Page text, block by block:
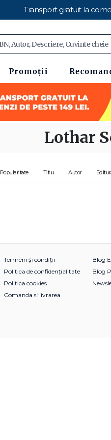
Transport gratuit la
Promoții
Lothar
Popularitate Titlu Autor
Termeni și condiții
Politica de confidențialitate
Politica cookies
Comanda si livrarea
Blog
Blog